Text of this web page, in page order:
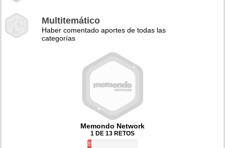
Multitemático
Haber comentado aportes de todas las
categorías
Memondo Network
1 DE 13 RETOS
8%